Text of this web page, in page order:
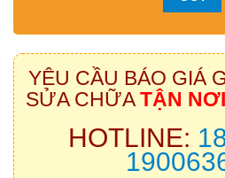
YÊU CẦU BÁO GIÁ
SỬA CHỮA TẬN NƠI
HOTLINE: